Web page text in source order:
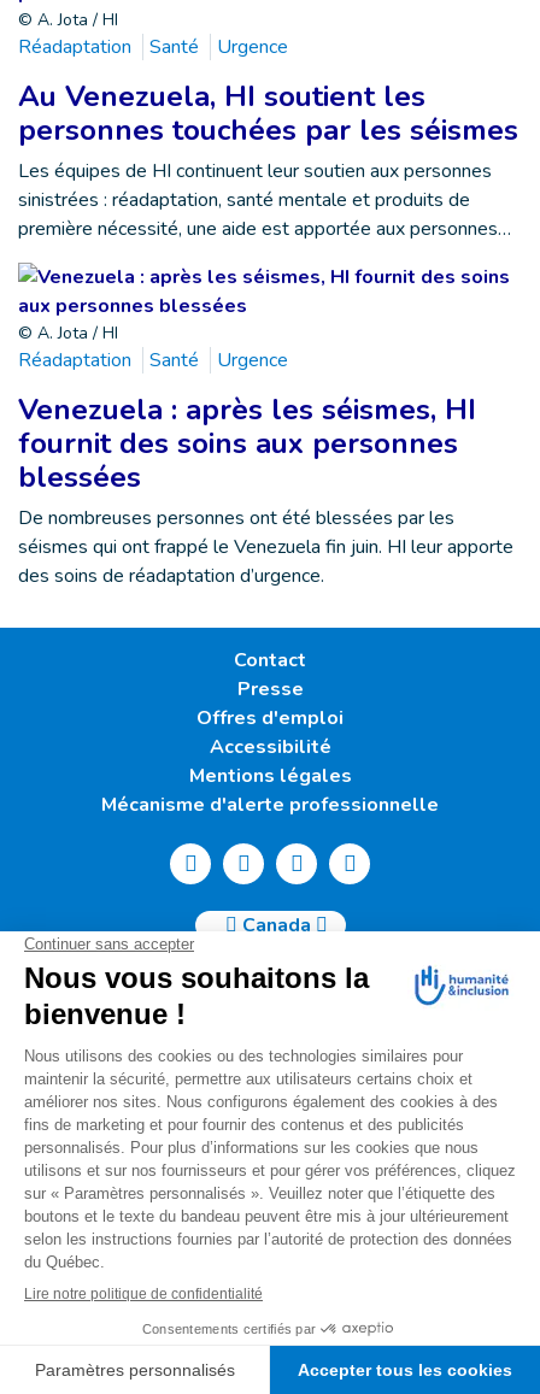
© A. Jota / HI
Réadaptation Santé Urgence
Au Venezuela, HI soutient les
personnes touchées par les séismes
Les équipes de HI continuent leur soutien aux personnes
sinistrées : réadaptation, santé mentale et produits de
première nécessité, une aide est apportée aux personnes…
© A. Jota / HI
Réadaptation Santé Urgence
Venezuela : après les séismes, HI
fournit des soins aux personnes
blessées
De nombreuses personnes ont été blessées par les
séismes qui ont frappé le Venezuela fin juin. HI leur apporte
des soins de réadaptation d’urgence.
Contact
Presse
Offres d'emploi
Accessibilité
Mentions légales
Mécanisme d'alerte professionnelle
Canada
Humanité & Inclusion Canada | 50, Sainte-Catherine Ouest -
Suite 500b | H2X 3V4 Montréal
info@canada.hi.org
Tél. : (514) 908-2813
No de charité : 88914 7401 RR0001
Pour toutes questions relatives à votre donation, s'il vous
plaît nous contacter à l'adresse courriel suivante
:info.donations@canada.hi.org